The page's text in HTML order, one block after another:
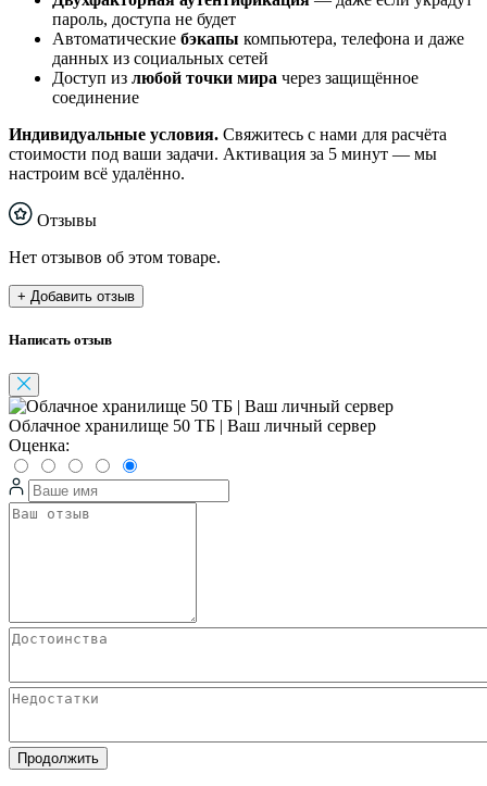
пароль, доступа не будет
Автоматические бэкапы компьютера, телефона и даже
данных из социальных сетей
Доступ из любой точки мира через защищённое
соединение
Индивидуальные условия. Свяжитесь с нами для расчёта
стоимости под ваши задачи. Активация за 5 минут — мы
настроим всё удалённо.
Отзывы
Нет отзывов об этом товаре.
+ Добавить отзыв
Написать отзыв
Облачное хранилище 50 ТБ | Ваш личный сервер
Оценка:
Продолжить